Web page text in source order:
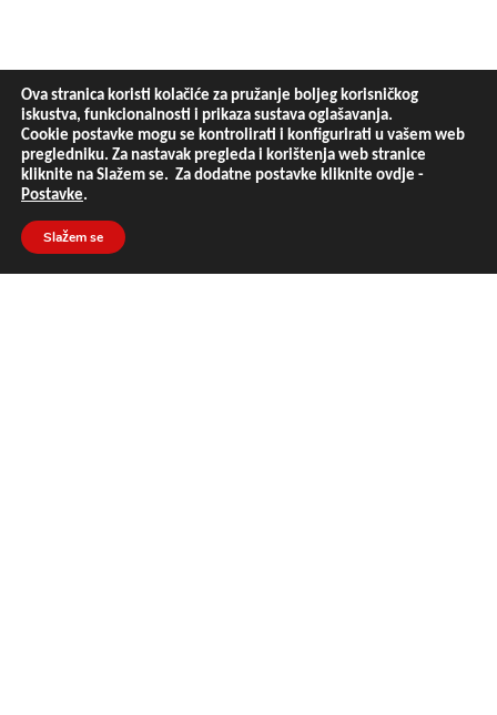
Ova stranica koristi kolačiće za pružanje boljeg korisničkog
iskustva, funkcionalnosti i prikaza sustava oglašavanja.
Cookie postavke mogu se kontrolirati i konfigurirati u vašem web
pregledniku. Za nastavak pregleda i korištenja web stranice
kliknite na Slažem se. Za dodatne postavke kliknite ovdje -
Postavke.
Slažem se